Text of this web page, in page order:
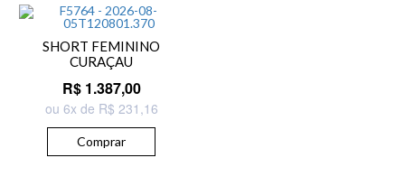
SHORT FEMININO
CURAÇAU
R$ 1.387,00
ou 6x de R$ 231,16
Comprar